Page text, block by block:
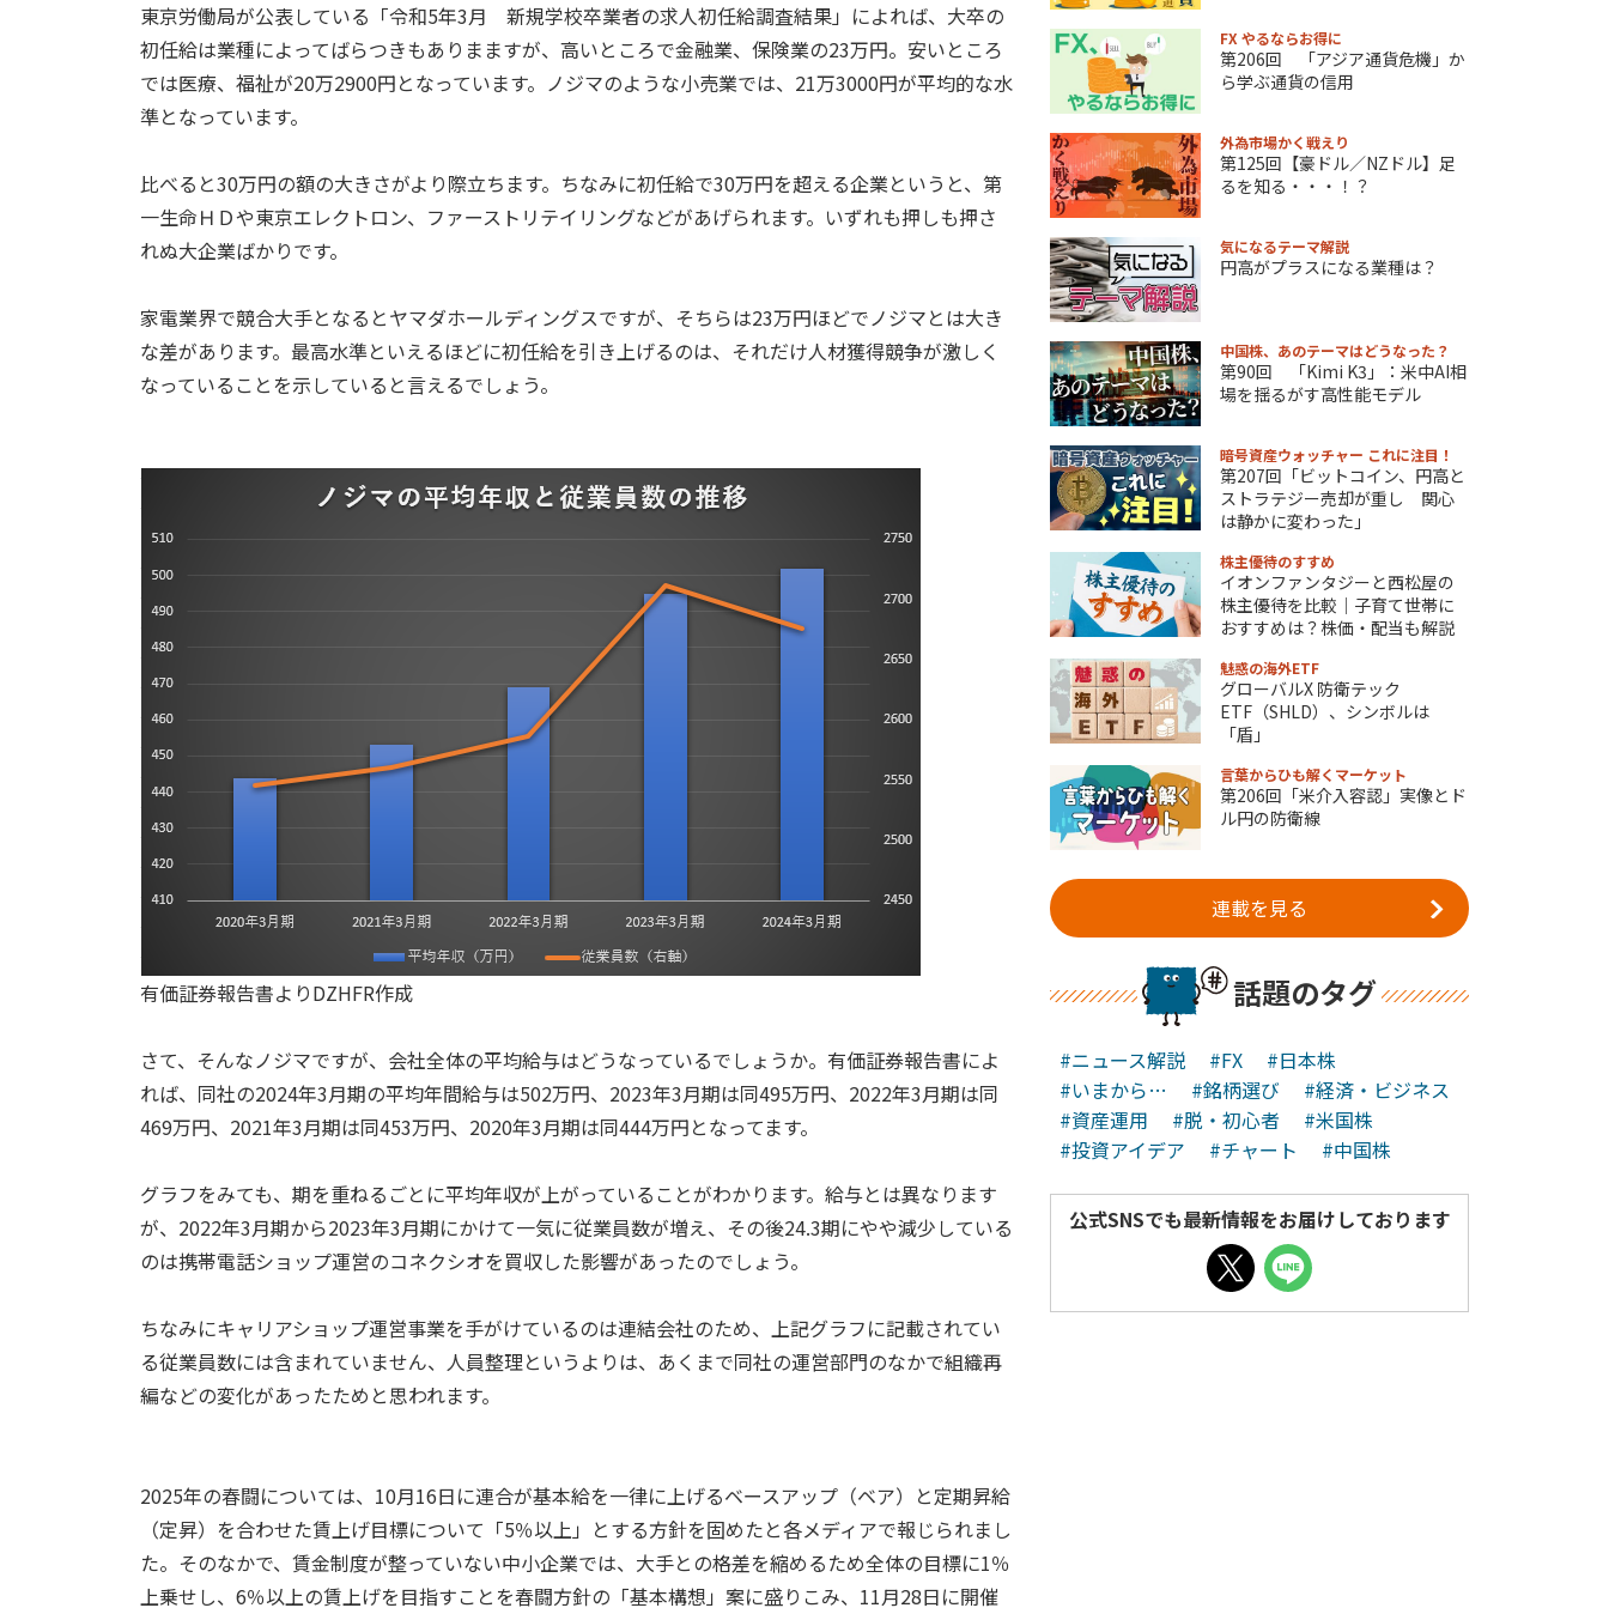
東京労働局が公表している「令和5年3月 新規学校卒業者の求人初任給調査結果」によれば、大卒の
初任給は業種によってばらつきもありまますが、高いところで金融業、保険業の23万円。安いところ
では医療、福祉が20万2900円となっています。ノジマのような小売業では、21万3000円が平均的な水
準となっています。
比べると30万円の額の大きさがより際立ちます。ちなみに初任給で30万円を超える企業というと、第
一生命ＨＤや東京エレクトロン、ファーストリテイリングなどがあげられます。いずれも押しも押さ
れぬ大企業ばかりです。
家電業界で競合大手となるとヤマダホールディングスですが、そちらは23万円ほどでノジマとは大き
な差があります。最高水準といえるほどに初任給を引き上げるのは、それだけ人材獲得競争が激しく
なっていることを示していると言えるでしょう。
有価証券報告書よりDZHFR作成
さて、そんなノジマですが、会社全体の平均給与はどうなっているでしょうか。有価証券報告書によ
れば、同社の2024年3月期の平均年間給与は502万円、2023年3月期は同495万円、2022年3月期は同
469万円、2021年3月期は同453万円、2020年3月期は同444万円となってます。
グラフをみても、期を重ねるごとに平均年収が上がっていることがわかります。給与とは異なります
が、2022年3月期から2023年3月期にかけて一気に従業員数が増え、その後24.3期にやや減少している
のは携帯電話ショップ運営のコネクシオを買収した影響があったのでしょう。
ちなみにキャリアショップ運営事業を手がけているのは連結会社のため、上記グラフに記載されてい
る従業員数には含まれていません、人員整理というよりは、あくまで同社の運営部門のなかで組織再
編などの変化があったためと思われます。
2025年の春闘については、10月16日に連合が基本給を一律に上げるベースアップ（ベア）と定期昇給
（定昇）を合わせた賃上げ目標について「5％以上」とする方針を固めたと各メディアで報じられまし
た。そのなかで、賃金制度が整っていない中小企業では、大手との格差を縮めるため全体の目標に1％
上乗せし、6％以上の賃上げを目指すことを春闘方針の「基本構想」案に盛りこみ、11月28日に開催
FX やるならお得に
第206回 「アジア通貨危機」か
ら学ぶ通貨の信用
外為市場かく戦えり
第125回【豪ドル／NZドル】足
るを知る・・・！？
気になるテーマ解説
円高がプラスになる業種は？
中国株、あのテーマはどうなった？
第90回 「Kimi K3」：米中AI相
場を揺るがす高性能モデル
暗号資産ウォッチャー これに注目！
第207回「ビットコイン、円高と
ストラテジー売却が重し 関心
は静かに変わった」
株主優待のすすめ
イオンファンタジーと西松屋の
株主優待を比較｜子育て世帯に
おすすめは？株価・配当も解説
魅惑の海外ETF
グローバルX 防衛テック
ETF（SHLD）、シンボルは
「盾」
言葉からひも解くマーケット
第206回「米介入容認」実像とド
ル円の防衛線
連載を見る
話題のタグ
#ニュース解説 #FX
#日本株
#いまから…
#銘柄選び
#経済・ビジネス
#資産運用
#脱・初心者
#米国株
#投資アイデア
#チャート #中国株
公式SNSでも最新情報をお届けしております